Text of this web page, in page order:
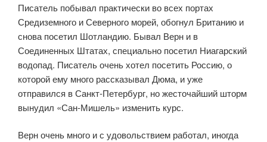
Писатель побывал практически во всех портах
Средиземного и Северного морей, обогнул Британию и
снова посетил Шотландию. Бывал Верн и в
Соединенных Штатах, специально посетил Ниагарский
водопад. Писатель очень хотел посетить Россию, о
которой ему много рассказывал Дюма, и уже
отправился в Санкт-Петербург, но жесточайший шторм
вынудил «Сан-Мишель» изменить курс.
Верн очень много и с удовольствием работал, иногда